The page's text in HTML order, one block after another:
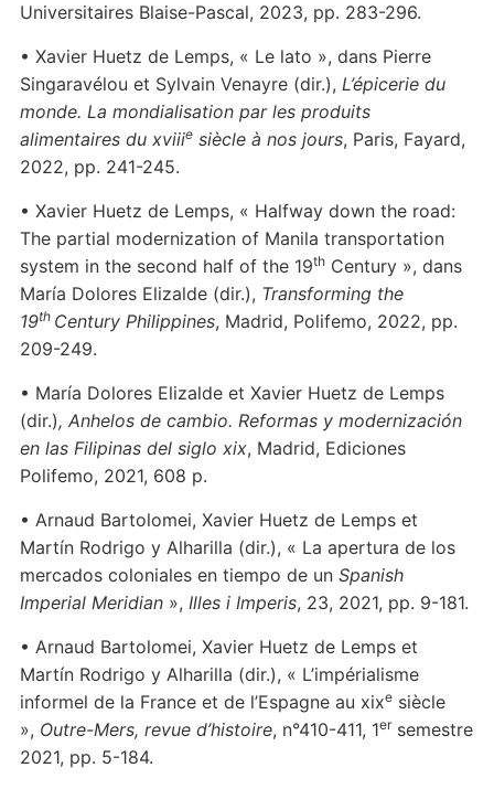
Universitaires Blaise-Pascal, 2023, pp. 283-296.
• Xavier Huetz de Lemps, « Le lato », dans Pierre
Singaravélou et Sylvain Venayre (dir.), L’épicerie du
monde. La mondialisation par les produits
alimentaires du xviiiesiècle à nos jours, Paris, Fayard,
2022, pp. 241-245.
• Xavier Huetz de Lemps, « Halfway down the road:
The partial modernization of Manila transportation
system in the second half of the 19thCentury », dans
María Dolores Elizalde (dir.), Transforming the
19th Century Philippines, Madrid, Polifemo, 2022, pp.
209-249.
• María Dolores Elizalde et Xavier Huetz de Lemps
(dir.), Anhelos de cambio. Reformas y modernización
en las Filipinas del siglo xix, Madrid, Ediciones
Polifemo, 2021, 608 p.
• Arnaud Bartolomei, Xavier Huetz de Lemps et
Martín Rodrigo y Alharilla (dir.), « La apertura de los
mercados coloniales en tiempo de un Spanish
Imperial Meridian», Illes i Imperis, 23, 2021, pp. 9-181.
• Arnaud Bartolomei, Xavier Huetz de Lemps et
Martín Rodrigo y Alharilla (dir.), « L’impérialisme
informel de la France et de l’Espagne au xixesiècle
», Outre-Mers, revue d’histoire, n°410-411, 1ersemestre
2021, pp. 5-184.